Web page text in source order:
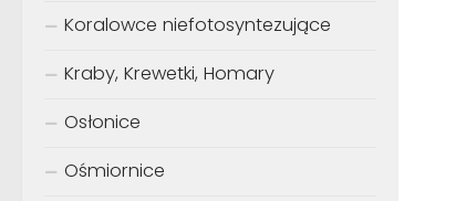
Koralowce niefotosyntezujące
Kraby, Krewetki, Homary
Osłonice
Ośmiornice